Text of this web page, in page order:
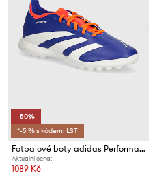
-50%
*-5 % s kódem: LST
Fotbalové boty adidas Performance turfy Predator League
Aktuální cena:
1089 Kč